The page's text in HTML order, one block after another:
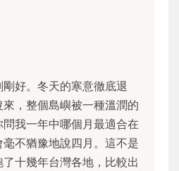
好。冬天的寒意徹底退
，整個島嶼被一種溫潤的
我一年中哪個月最適合在
不猶豫地說四月。這不是
十幾年台灣各地，比較出